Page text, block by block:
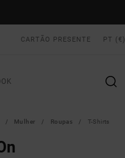
CARTÃO PRESENTE PT (€)
Mulher Roupas T-Shirts